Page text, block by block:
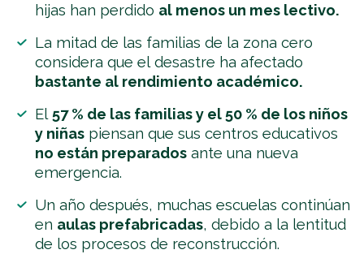
hijas han perdido al menos un mes lectivo.
La mitad de las familias de la zona cero
considera que el desastre ha afectado
bastante al rendimiento académico.
El 57 % de las familias y el 50 % de los niños
y niñas piensan que sus centros educativos
no están preparados ante una nueva
emergencia.
Un año después, muchas escuelas continúan
en aulas prefabricadas, debido a la lentitud
de los procesos de reconstrucción.